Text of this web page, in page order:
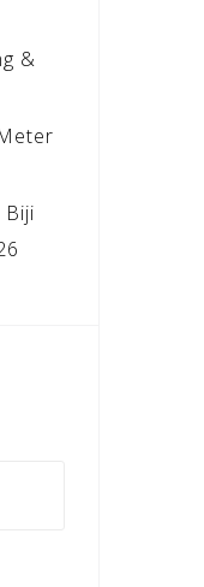
&